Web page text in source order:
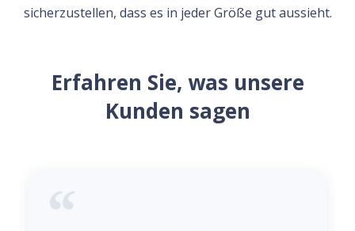
sicherzustellen, dass es in jeder Größe gut aussieht.
Erfahren Sie, was unsere
Kunden sagen